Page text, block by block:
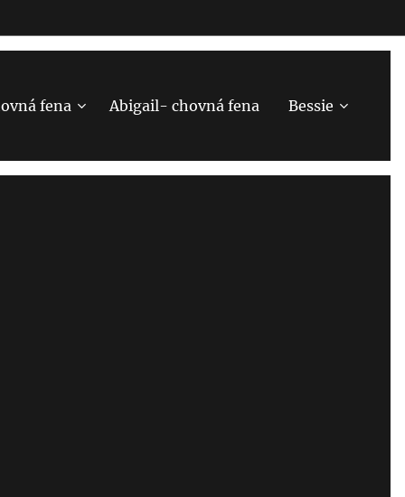
fena Abigail- chovná fena Bessie